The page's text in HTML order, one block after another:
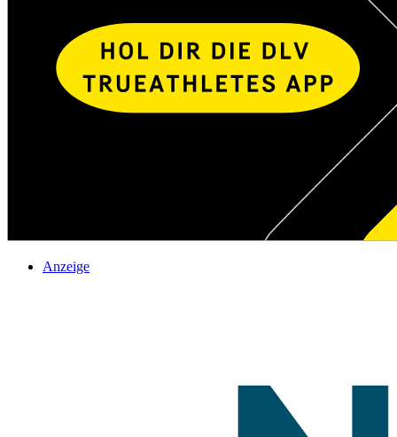
Anzeige